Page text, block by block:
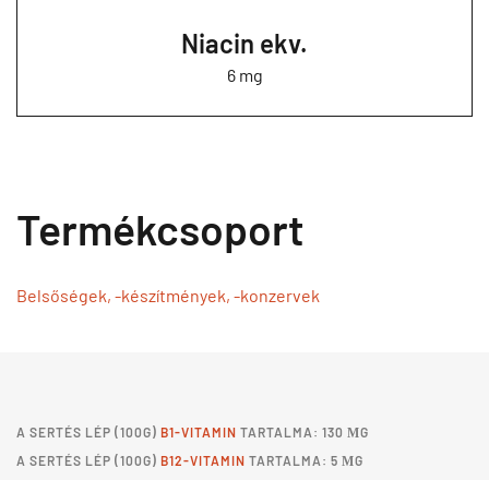
Niacin ekv.
6 mg
Termékcsoport
Belsőségek, -készítmények, -konzervek
A SERTÉS LÉP (100G) B1-VITAMIN TARTALMA: 130 ΜG
A SERTÉS LÉP (100G) B12-VITAMIN TARTALMA: 5 ΜG